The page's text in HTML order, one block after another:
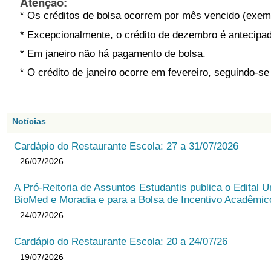
* Os créditos de bolsa ocorrem por mês vencido
* Excepcionalmente, o crédito de dezembro é
* Em janeiro não há pagamento de bolsa.
* O crédito de janeiro ocorre em fevereiro, seguindo-
Notícias
Cardápio do Restaurante Escola: 27 a 31/07/2026
26/07/2026
A Pró-Reitoria de Assuntos Estudantis publica o Edital
BioMed e Moradia e para a Bolsa de Incentivo
24/07/2026
Cardápio do Restaurante Escola: 20 a 24/07/26
19/07/2026